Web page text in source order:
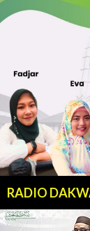
RADIO
KE